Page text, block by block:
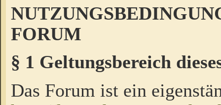
FORUM
§ 1 Geltungsbereich
Das Forum ist ein